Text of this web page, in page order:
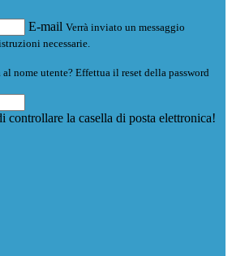
E-mail Verrà inviato un messaggio
necessarie.
nome utente? Effettua il reset della password
controllare la casella di posta elettronica!